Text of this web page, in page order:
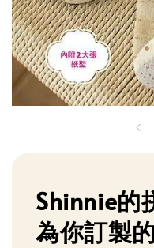
Shinnie的
為你訂製